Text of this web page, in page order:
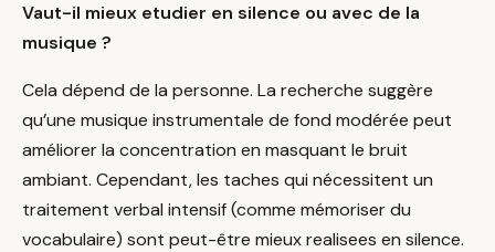
Vaut-il mieux etudier en silence ou avec de la
musique ?
Cela dépend de la personne. La recherche suggère
qu’une musique instrumentale de fond modérée peut
améliorer la concentration en masquant le bruit
ambiant. Cependant, les taches qui nécessitent un
traitement verbal intensif (comme mémoriser du
vocabulaire) sont peut-être mieux realisees en silence.